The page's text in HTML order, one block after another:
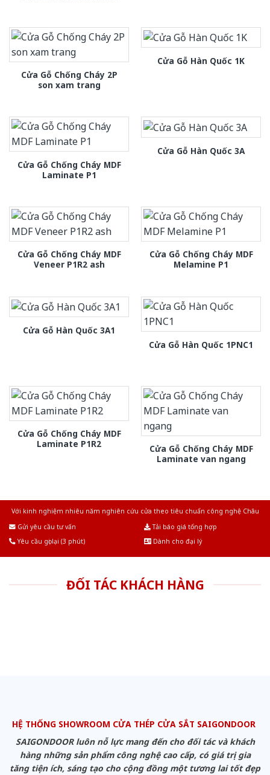
Cửa Gỗ Chống Cháy 2P
son xam trang
Cửa Gỗ Hàn Quốc 1K
Cửa Gỗ Chống Cháy MDF
Laminate P1
Cửa Gỗ Hàn Quốc 3A
Cửa Gỗ Chống Cháy MDF
Veneer P1R2 ash
Cửa Gỗ Chống Cháy MDF
Melamine P1
Cửa Gỗ Hàn Quốc 3A1
Cửa Gỗ Hàn Quốc 1PNC1
Cửa Gỗ Chống Cháy MDF
Laminate P1R2
Cửa Gỗ Chống Cháy MDF
Laminate van ngang
Với kinh nghiệm nhiêu năm nghiên cứu cửa theo tiêu chuẩn công nghệ Châu
Gửi yêu cầu tư vấn
Tải báo giá tổng hợp
Yêu cầu gọi lại (3 phút)
Dành cho đại lý
ĐỐI TÁC KHÁCH HÀNG
HỆ THỐNG SHOWROOM CỬA THÉP CỬA SẮT SAIGONDOOR
SAIGONDOOR luôn nỗ lực mang đến cho đối tác và khách
hàng những sản phẩm công nghệ cao cấp, có giá trị gia
tăng tiện ích, sáng tạo cho cộng đồng một tương lai tốt đẹp